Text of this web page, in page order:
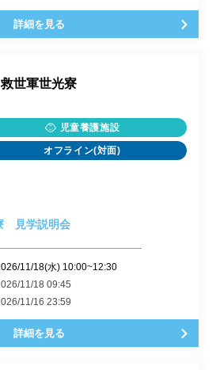
詳細を見る
救世軍世光寮
児童養護施設
オフライン(対面)
見学説明会
11/18(水) 10:00~12:30
11/18 09:45
11/16 23:59
詳細を見る